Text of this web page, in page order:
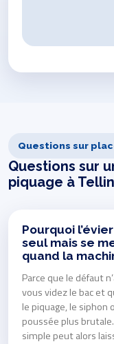
Questions sur
Questions sur
piquage à Tellin
Pourquoi
seul mais se
quand la
Parce que le défaut
vous videz le bac et
le piquage, le
poussée plus
simple peut alors